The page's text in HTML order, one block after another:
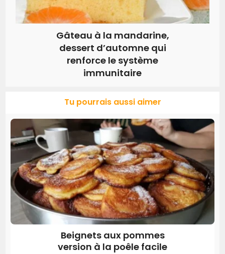
Gâteau à la mandarine,
dessert d’automne qui
renforce le système
immunitaire
Tu pourrais aussi aimer
Beignets aux pommes
version à la poêle facile